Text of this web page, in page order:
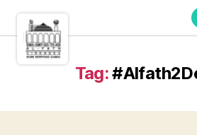
Tag: